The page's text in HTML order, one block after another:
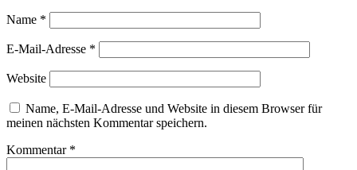
Name *
E-Mail-Adresse *
Website
Name, E-Mail-Adresse und Website in diesem Browser für
meinen nächsten Kommentar speichern.
Kommentar *